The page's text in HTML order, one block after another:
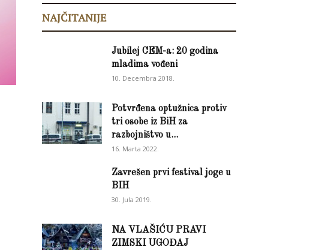
NAJČITANIJE
Jubilej CEM-a: 20 godina
mladima vođeni
10. Decembra 2018.
Potvrđena optužnica protiv
tri osobe iz BiH za
razbojništvo u...
16. Marta 2022.
Zavrešen prvi festival joge u
BIH
30. Jula 2019.
NA VLAŠIĆU PRAVI
ZIMSKI UGOĐAJ